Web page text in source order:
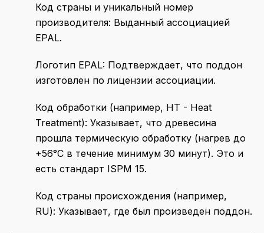
Код страны и уникальный номер
производителя: Выданный ассоциацией
EPAL.
Логотип EPAL: Подтверждает, что поддон
изготовлен по лицензии ассоциации.
Код обработки (например, HT - Heat
Treatment): Указывает, что древесина
прошла термическую обработку (нагрев до
+56°C в течение минимум 30 минут). Это и
есть стандарт ISPM 15.
Код страны происхождения (например,
RU): Указывает, где был произведен поддон.